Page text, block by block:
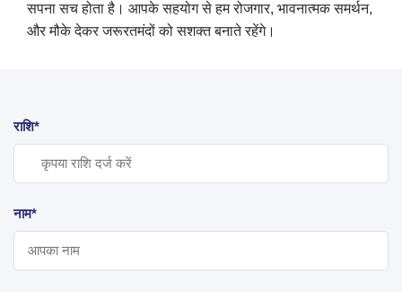
सपना सच होता है। आपके सहयोग से हम रोजगार, भावनात्मक समर्थन,
और मौके देकर जरूरतमंदों को सशक्त बनाते रहेंगे।
राशि*
नाम*